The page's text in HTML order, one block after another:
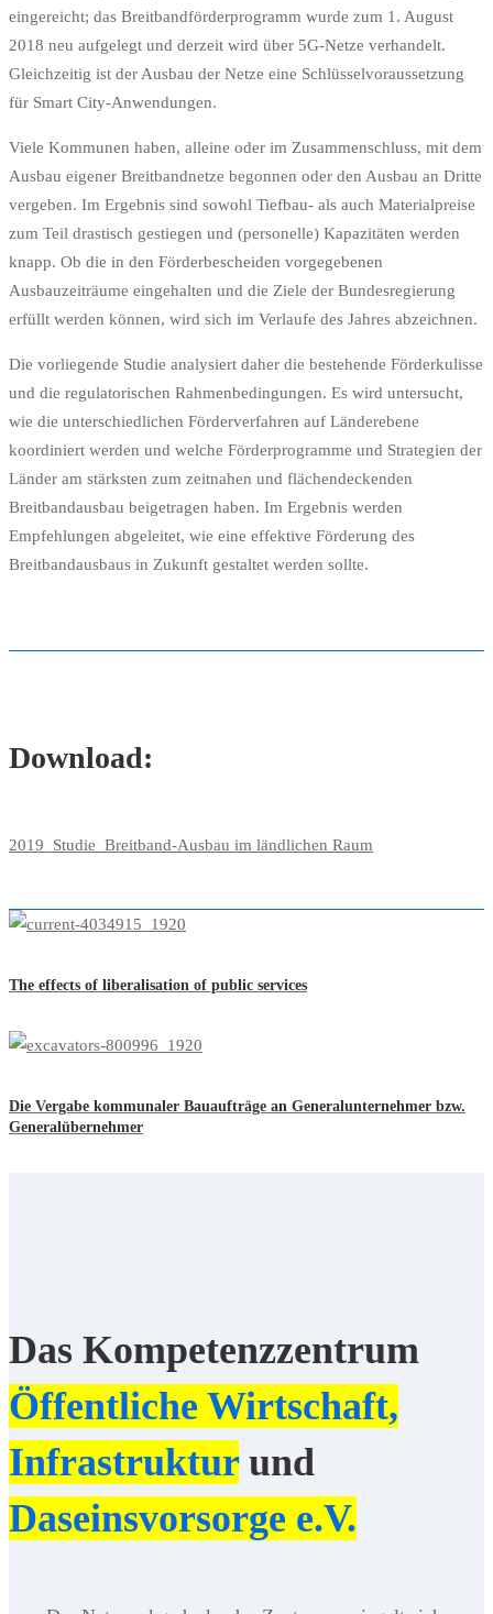
eingereicht; das Breitbandförderprogramm wurde zum 1. August
2018 neu aufgelegt und derzeit wird über 5G-Netze verhandelt.
Gleichzeitig ist der Ausbau der Netze eine Schlüsselvoraussetzung
für Smart City-Anwendungen.
Viele Kommunen haben, alleine oder im Zusammenschluss, mit dem
Ausbau eigener Breitbandnetze begonnen oder den Ausbau an Dritte
vergeben. Im Ergebnis sind sowohl Tiefbau- als auch Materialpreise
zum Teil drastisch gestiegen und (personelle) Kapazitäten werden
knapp. Ob die in den Förderbescheiden vorgegebenen
Ausbauzeiträume eingehalten und die Ziele der Bundesregierung
erfüllt werden können, wird sich im Verlaufe des Jahres abzeichnen.
Die vorliegende Studie analysiert daher die bestehende Förderkulisse
und die regulatorischen Rahmenbedingungen. Es wird untersucht,
wie die unterschiedlichen Förderverfahren auf Länderebene
koordiniert werden und welche Förderprogramme und Strategien der
Länder am stärksten zum zeitnahen und flächendeckenden
Breitbandausbau beigetragen haben. Im Ergebnis werden
Empfehlungen abgeleitet, wie eine effektive Förderung des
Breitbandausbaus in Zukunft gestaltet werden sollte.
Download:
2019_Studie_Breitband-Ausbau im ländlichen Raum
The effects of liberalisation of public services
Die Vergabe kommunaler Bauaufträge an Generalunternehmer bzw.
Generalübernehmer
Das Kompetenzzentrum
Öffentliche Wirtschaft,
Infrastrukturund
Daseinsvorsorge e.V.